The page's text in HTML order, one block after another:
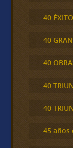
40
40
40
40
40
45 años